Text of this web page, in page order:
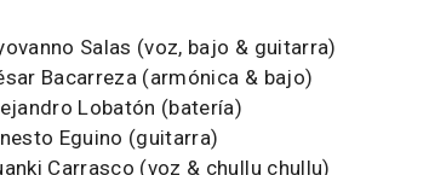
Salas (voz, bajo & guitarra)
Bacarreza (armónica & bajo)
Lobatón (batería)
Eguino (guitarra)
Carrasco (voz & chullu chullu)